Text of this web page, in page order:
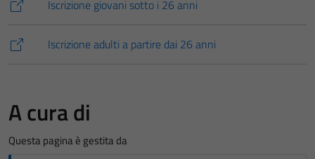
Iscrizione giovani sotto i 26 anni
Iscrizione adulti a partire dai 26 anni
A cura di
Questa pagina è gestita da